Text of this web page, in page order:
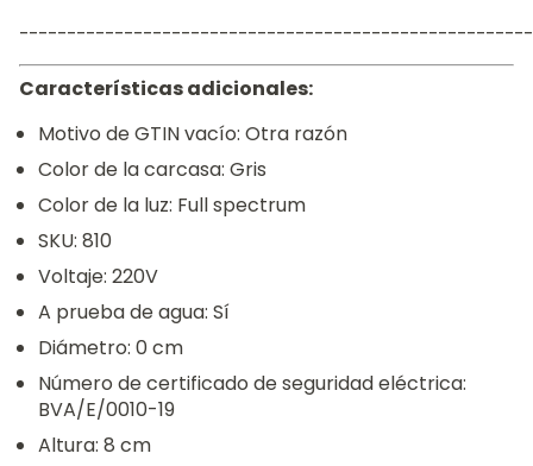
Características adicionales:
Motivo de GTIN vacío: Otra razón
Color de la carcasa: Gris
Color de la luz: Full spectrum
SKU: 810
Voltaje: 220V
A prueba de agua: Sí
Diámetro: 0 cm
Número de certificado de seguridad eléctrica:
BVA/E/0010-19
Altura: 8 cm